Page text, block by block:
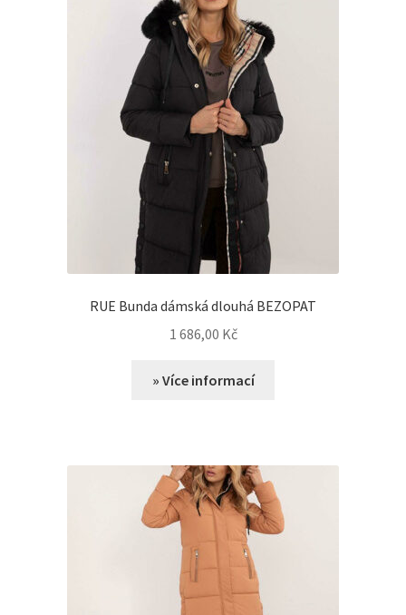
RUE Bunda dámská dlouhá BEZOPAT
1 686,00 Kč
» Více informací